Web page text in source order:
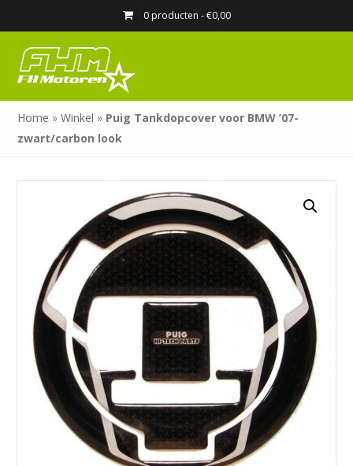
0 producten -€0,00
Home »Winkel » Puig Tankdopcover voor BMW ’07-
zwart/carbon look